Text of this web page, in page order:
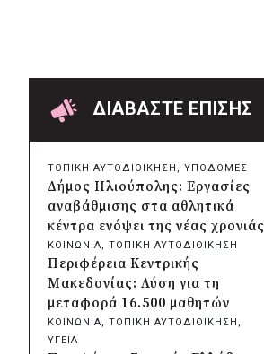
Συμβάσεις 645.000 ευρώ για τη
φροντίδα των αδέσποτων
ζώων
πριν από μία μέρα
ιατροτεχνολογικός εξοπλισμός
και αναβάθμιση του ΚΕΦΙΑΠ
Καρδίτσας
πριν από μία μέρα
Δήμος Αθηναίων: 651 δημότες
συμμετείχαν στις δράσεις
διατροφικής υποστήριξης
πριν από μία μέρα
Συνεργασία Περιφέρειας
ΔΙΑΒΑΣΤΕ ΕΠΙΣΗΣ
ΤΟΠΙΚΗ ΑΥΤΟΔΙΟΙΚΗΣΗ , ΥΠΟΔΟΜΕΣ
Δήμος Ηλιούπολης: Εργασίες
αναβάθμισης στα αθλητικά
κέντρα ενόψει της νέας χρονιάς
ΚΟΙΝΩΝΙΑ, ΤΟΠΙΚΗ ΑΥΤΟΔΙΟΙΚΗΣΗ
Περιφέρεια Κεντρικής
Μακεδονίας: Λύση για τη
μεταφορά 16.500 μαθητών
ΚΟΙΝΩΝΙΑ, ΤΟΠΙΚΗ ΑΥΤΟΔΙΟΙΚΗΣΗ
ΥΓΕΙΑ